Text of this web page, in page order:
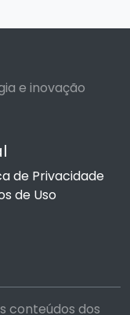
e inovação
de Privacidade
de Uso
conteúdos dos